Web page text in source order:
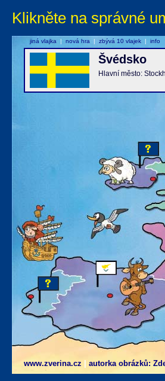
Klikněte na správné
www.zverina.cz autorka obrázků:
Švédsko
Hlavní město:
jiná vlajka | nová hra | zbývá 10 vlajek | info